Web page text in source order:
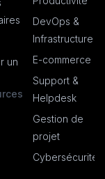
un
DevOps &
Infrastructure
E-commerce
Support &
Helpdesk
Gestion de
projet
Cybersécurité